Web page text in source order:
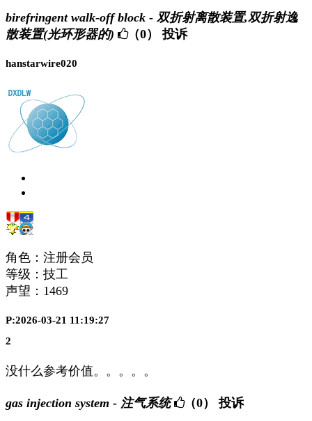
birefringent walk-off block - 双折射离散装置,双折射逸
散装置(光环形器的)
（0） 投诉
hanstarwire020
角色：注册会员
等级：技工
声望： 1469
P:2026-03-21 11:19:27
2
没什么参考价值。。。。。
gas injection system - 注气系统 （0） 投诉